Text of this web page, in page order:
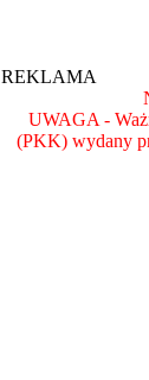
REKLAMA
UWAGA -
(PKK) wydany